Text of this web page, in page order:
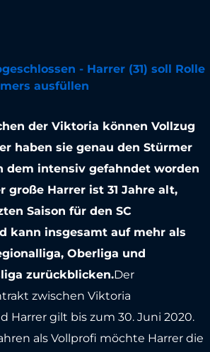
- Harrer (31) soll Rolle
ausfüllen
der Viktoria können Vollzug
haben sie genau den Stürmer
dem intensiv gefahndet worden
große Harrer ist 31 Jahre alt,
Saison für den SC
kann insgesamt auf mehr als
Oberliga und
zurückblicken.Der
zwischen Viktoria
Harrer gilt bis zum 30. Juni 2020.
als Vollprofi möchte Harrer die